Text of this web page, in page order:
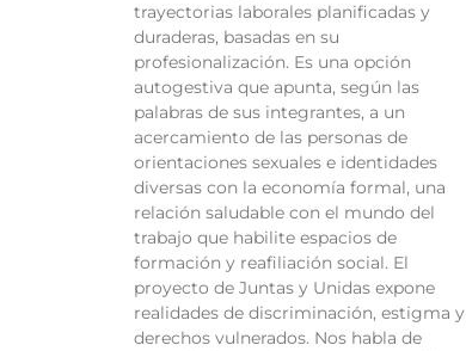
trayectorias laborales planificadas y
duraderas, basadas en su
profesionalización. Es una opción
autogestiva que apunta, según las
palabras de sus integrantes, a un
acercamiento de las personas de
orientaciones sexuales e identidades
diversas con la economía formal, una
relación saludable con el mundo del
trabajo que habilite espacios de
formación y reafiliación social. El
proyecto de Juntas y Unidas expone
realidades de discriminación, estigma y
derechos vulnerados. Nos habla de